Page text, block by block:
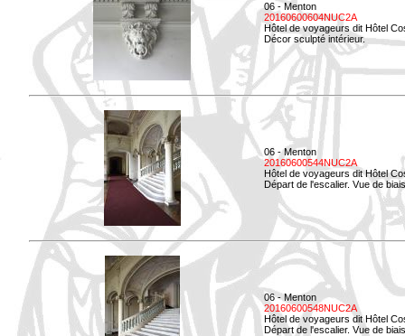
06 - Menton
20160600604NUC2A
Hôtel de voyageurs dit Hôtel
Décor sculpté intérieur.
06 - Menton
20160600544NUC2A
Hôtel de voyageurs dit Hôtel
Départ de l'escalier. Vue de
06 - Menton
20160600548NUC2A
Hôtel de voyageurs dit Hôtel
Départ de l'escalier. Vue de